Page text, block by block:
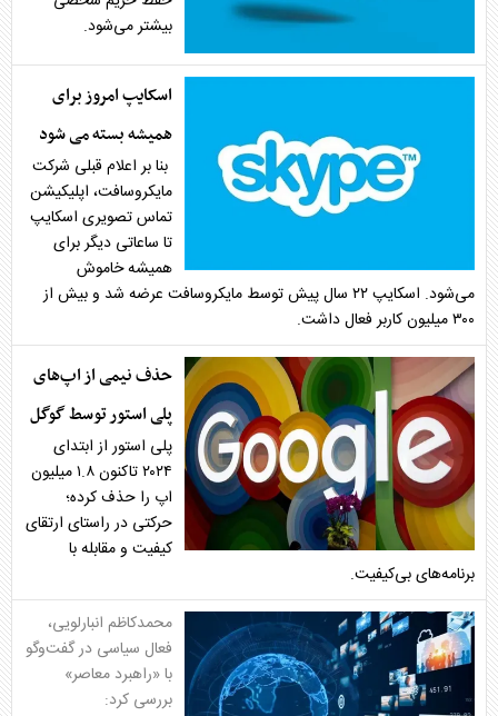
بیشتر می‌شود.
اسکایپ امروز برای
همیشه بسته می شود
بنا بر اعلام قبلی شرکت
مایکروسافت، اپلیکیشن
تماس تصویری اسکایپ
تا ساعاتی دیگر برای
همیشه خاموش
می‌شود. اسکایپ ۲۲ سال پیش توسط مایکروسافت عرضه شد و بیش از
۳۰۰ میلیون کاربر فعال داشت.
حذف نیمی از اپ‌های
پلی استور توسط گوگل
پلی استور از ابتدای
۲۰۲۴ تاکنون ۱.۸ میلیون
اپ را حذف کرده؛
حرکتی در راستای ارتقای
کیفیت و مقابله با
برنامه‌های بی‌کیفیت.
محمدکاظم انبارلویی،
فعال سیاسی در گفت‌وگو
با «راهبرد معاصر»
بررسی کرد: